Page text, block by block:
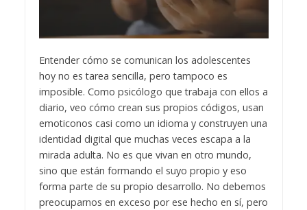
Entender cómo se comunican los adolescentes
hoy no es tarea sencilla, pero tampoco es
imposible. Como psicólogo que trabaja con ellos a
diario, veo cómo crean sus propios códigos, usan
emoticonos casi como un idioma y construyen una
identidad digital que muchas veces escapa a la
mirada adulta. No es que vivan en otro mundo,
sino que están formando el suyo propio y eso
forma parte de su propio desarrollo. No debemos
preocuparnos en exceso por ese hecho en sí, pero